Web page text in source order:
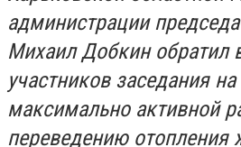
администрации
Михаил Добкин обратил
участников заседания
максимально активной
переведению